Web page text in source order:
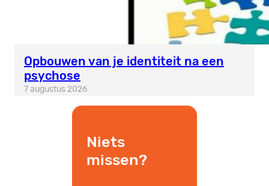
Opbouwen van je identiteit na een
psychose
7 augustus 2026
Niets
missen?